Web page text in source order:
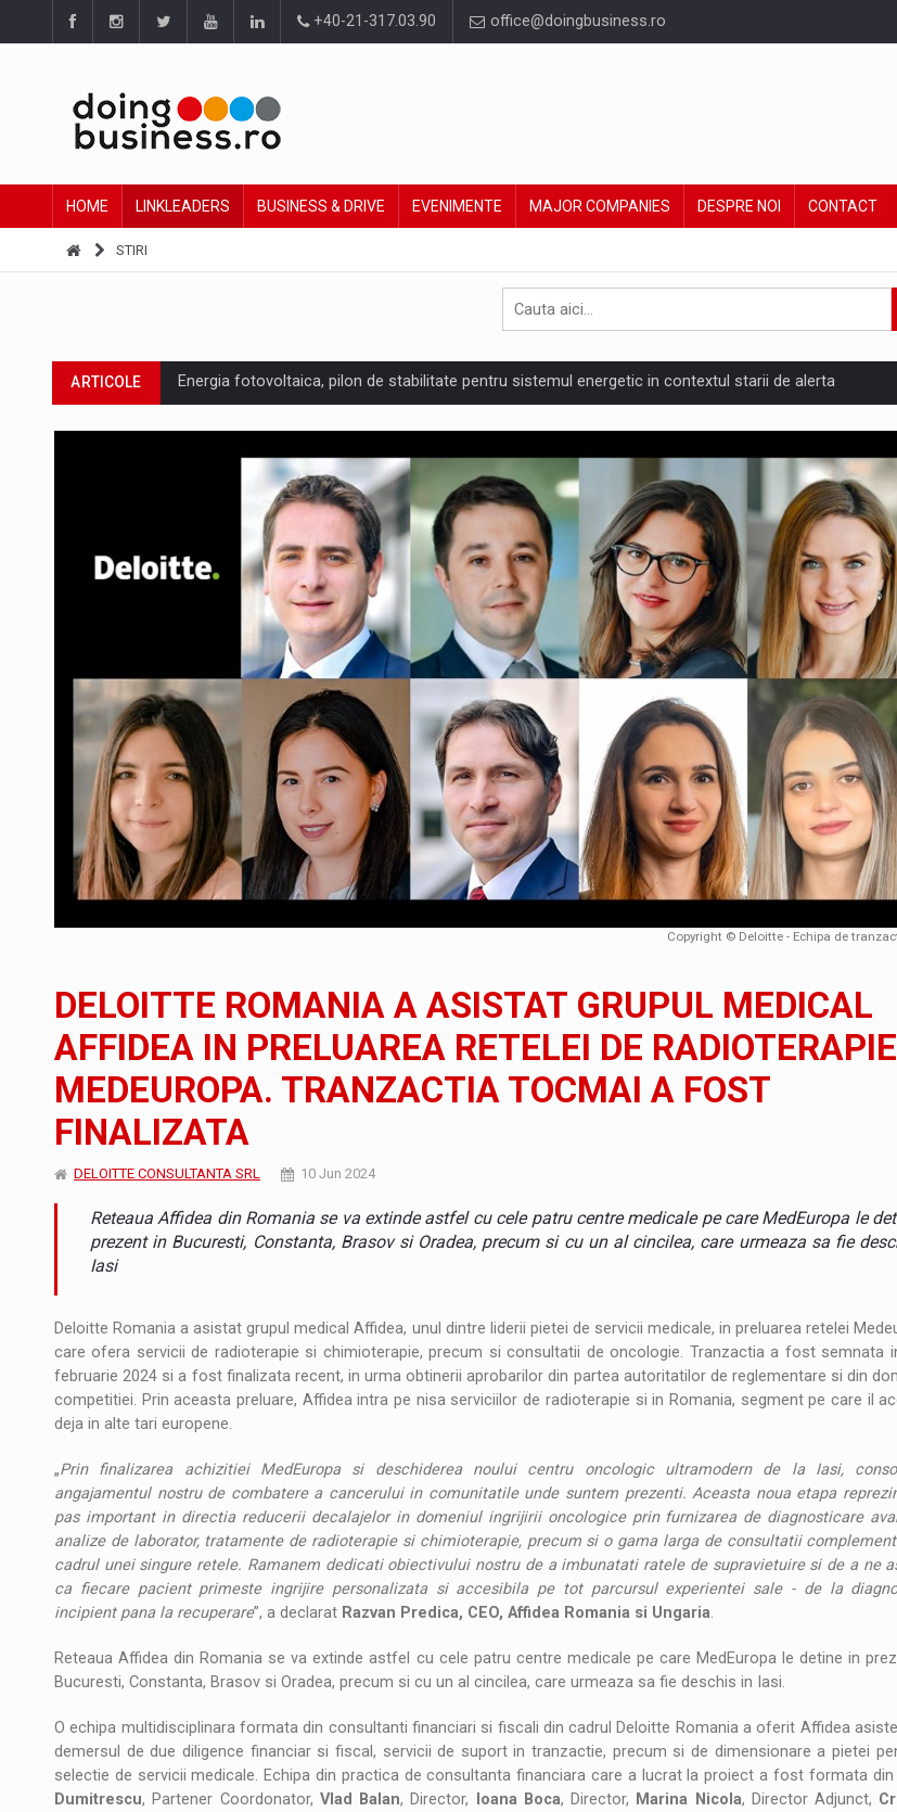
+40-21-317.03.90 office@doingbusiness.ro
HOME LINKLEADERS BUSINESS & DRIVE EVENIMENTE MAJOR COMPANIES DESPRE NOI CONTACT
STIRI
ARTICOLE Energia fotovoltaica, pilon de stabilitate pentru sistemul energetic in contextul starii de alerta
ARTICOLE Cum invatam sa spunem nu intr-o cultura care pedepseste granitele?
Ingredient Spotlight: What SKU Level Tracking Reveals About Bakuchiol's Evolution
Producatorii si comerciantii care nu se supun noilor reglementari UE privind ambalajele pot risca
INTERVIURI LEADERSHIP IN MISCARE
CU BATERIILE PERMANENT INCARCATE
INTERVIURI PUTTING ROMANIAN CORPORATE COMPANIES ON THE INTERNATIONAL BUSINESS SCENE
INTERVIURI OUR EDGE WILL COME FROM BEING THE MOST DIGITALIZED WHOLESALER IN ROMANIA
INTERVIURI COFFEE IS OUR LOVE LANGUAGE
STIRI Hard Enduro Piatra Craiului 2026, fueled by benzinariile RO concept OSCAR – peste 500 de participanti
STIRI Fondul de investitii BoldMind si echipa de management a Pall-Ex, liderul pietei de transport paletizat
STIRI RANGE ROVER DEZVALUIE AL CINCILEA MEMBRU AL FAMILIEI: RANGE ROVER GT
STIRI JAECOO 5 SHS-H a ajuns in Romania
ARTICOLE Proteinmaxxing and the Future of Protein Demand
Copyright © Deloitte - Echipa de
DELOITTE ROMANIA A ASISTAT GRUPUL MEDICAL
AFFIDEA IN PRELUAREA RETELEI DE RADIOTERAPIE
MEDEUROPA. TRANZACTIA TOCMAI A FOST
FINALIZATA
DELOITTE CONSULTANTA SRL 10 Jun 2024
Reteaua Affidea din Romania se va extinde astfel cu cele patru centre medicale pe care MedEuropa le
prezent in Bucuresti, Constanta, Brasov si Oradea, precum si cu un al cincilea, care urmeaza sa fie
Iasi
Deloitte Romania a asistat grupul medical Affidea, unul dintre liderii pietei de servicii medicale, in preluarea retelei
care ofera servicii de radioterapie si chimioterapie, precum si consultatii de oncologie. Tranzactia a fost semnata
februarie 2024 si a fost finalizata recent, in urma obtinerii aprobarilor din partea autoritatilor de reglementare si din
competitiei. Prin aceasta preluare, Affidea intra pe nisa serviciilor de radioterapie si in Romania, segment pe care il
deja in alte tari europene.
„Prin finalizarea achizitiei MedEuropa si deschiderea noului centru oncologic ultramodern de la Iasi,
angajamentul nostru de combatere a cancerului in comunitatile unde suntem prezenti. Aceasta noua etapa
pas important in directia reducerii decalajelor in domeniul ingrijirii oncologice prin furnizarea de diagnosticare
analize de laborator, tratamente de radioterapie si chimioterapie, precum si o gama larga de consultatii
cadrul unei singure retele. Ramanem dedicati obiectivului nostru de a imbunatati ratele de supravietuire si de a ne
ca fiecare pacient primeste ingrijire personalizata si accesibila pe tot parcursul experientei sale - de la
incipient pana la recuperare”, a declarat Razvan Predica, CEO, Affidea Romania si Ungaria.
Reteaua Affidea din Romania se va extinde astfel cu cele patru centre medicale pe care MedEuropa le detine in
Bucuresti, Constanta, Brasov si Oradea, precum si cu un al cincilea, care urmeaza sa fie deschis in Iasi.
O echipa multidisciplinara formata din consultanti financiari si fiscali din cadrul Deloitte Romania a oferit Affidea
demersul de due diligence financiar si fiscal, servicii de suport in tranzactie, precum si de dimensionare a pietei
selectie de servicii medicale. Echipa din practica de consultanta financiara care a lucrat la proiect a fost formata din
Dumitrescu, Partener Coordonator, Vlad Balan, Director, Ioana Boca, Director, Marina Nicola, Director Adjunct,